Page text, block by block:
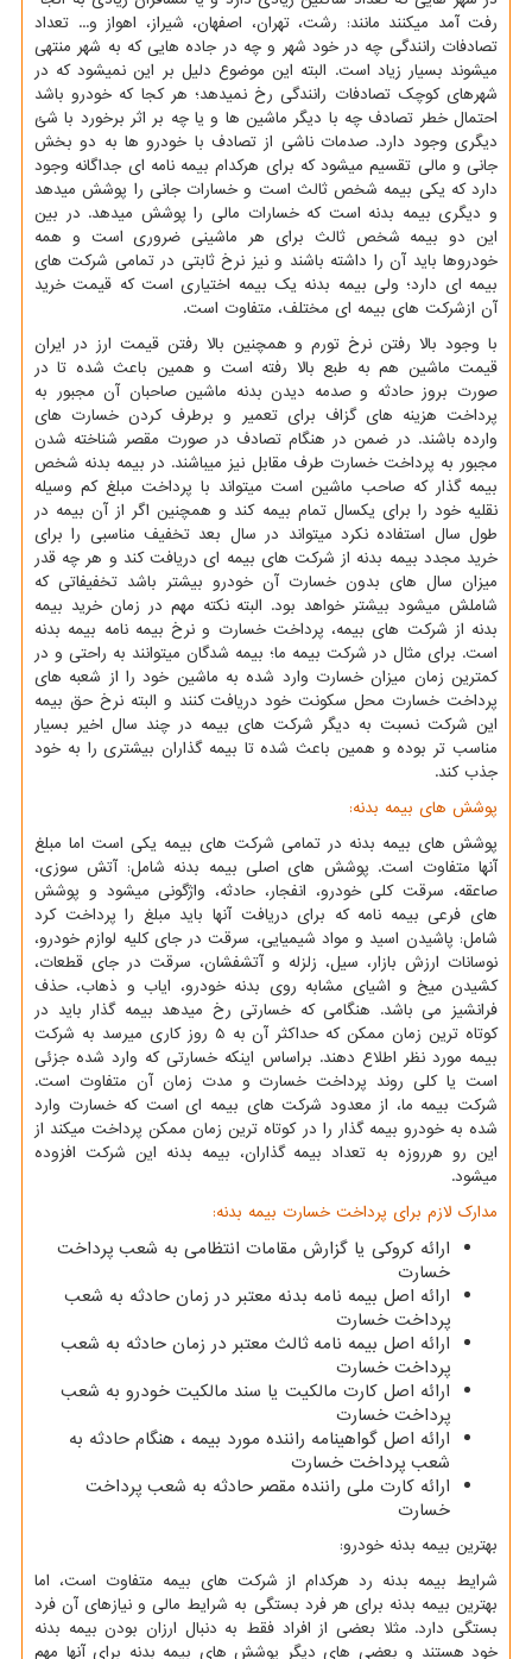
رفت آمد میکنند مانند: رشت، تهران، اصفهان، شیراز، اهواز و... تعداد
تصادفات رانندگی چه در خود شهر و چه در جاده هایی که به شهر منتهی
میشوند بسیار زیاد است. البته این موضوع دلیل بر این نمیشود که در
شهرهای کوچک تصادفات رانندگی رخ نمیدهد؛ هر کجا که خودرو باشد
احتمال خطر تصادف چه با دیگر ماشین ها و یا چه بر اثر برخورد با شئ
دیگری وجود دارد. صدمات ناشی از تصادف با خودرو ها به دو بخش
جانی و مالی تقسیم میشود که برای هرکدام بیمه نامه ای جداگانه وجود
دارد که یکی بیمه شخص ثالث است و خسارات جانی را پوشش میدهد
و دیگری بیمه بدنه است که خسارات مالی را پوشش میدهد. در بین
این دو بیمه شخص ثالث برای هر ماشینی ضروری است و همه
خودروها باید آن را داشته باشند و نیز نرخ ثابتی در تمامی شرکت های
بیمه ای دارد؛ ولی بیمه بدنه یک بیمه اختیاری است که قیمت خرید
آن ازشرکت های بیمه ای مختلف، متفاوت است.
با وجود بالا رفتن نرخ تورم و همچنین بالا رفتن قیمت ارز در ایران
قیمت ماشین هم به طبع بالا رفته است و همین باعث شده تا در
صورت بروز حادثه و صدمه دیدن بدنه ماشین صاحبان آن مجبور به
پرداخت هزینه های گزاف برای تعمیر و برطرف کردن خسارت های
وارده باشند. در ضمن در هنگام تصادف در صورت مقصر شناخته شدن
مجبور به پرداخت خسارت طرف مقابل نیز میباشند. در بیمه بدنه شخص
بیمه گذار که صاحب ماشین است میتواند با پرداخت مبلغ کم وسیله
نقلیه خود را برای یکسال تمام بیمه کند و همچنین اگر از آن بیمه در
طول سال استفاده نکرد میتواند در سال بعد تخفیف مناسبی را برای
خرید مجدد بیمه بدنه از شرکت های بیمه ای دریافت کند و هر چه قدر
میزان سال های بدون خسارت آن خودرو بیشتر باشد تخفیفاتی که
شاملش میشود بیشتر خواهد بود. البته نکته مهم در زمان خرید بیمه
بدنه از شرکت های بیمه، پرداخت خسارت و نرخ بیمه نامه بیمه بدنه
است. برای مثال در شرکت بیمه ما؛ بیمه شدگان میتوانند به راحتی و در
کمترین زمان میزان خسارت وارد شده به ماشین خود را از شعبه های
پرداخت خسارت محل سکونت خود دریافت کنند و البته نرخ حق بیمه
این شرکت نسبت به دیگر شرکت های بیمه در چند سال اخیر بسیار
مناسب تر بوده و همین باعث شده تا بیمه گذاران بیشتری را به خود
جذب کند.
پوشش های بیمه بدنه:
پوشش های بیمه بدنه در تمامی شرکت های بیمه یکی است اما مبلغ
آنها متفاوت است. پوشش های اصلی بیمه بدنه شامل: آتش سوزی،
صاعقه، سرقت کلی خودرو، انفجار، حادثه، واژگونی میشود و پوشش
های فرعی بیمه نامه که برای دریافت آنها باید مبلغ را پرداخت کرد
شامل: پاشیدن اسید و مواد شیمیایی، سرقت در جای کلیه لوازم خودرو،
نوسانات ارزش بازار، سیل، زلزله و آتشفشان، سرقت در جای قطعات،
کشیدن میخ و اشیای مشابه روی بدنه خودرو، ایاب و ذهاب، حذف
فرانشیز می باشد. هنگامی که خسارتی رخ میدهد بیمه گذار باید در
کوتاه ترین زمان ممکن که حداکثر آن به 5 روز کاری میرسد به شرکت
بیمه مورد نظر اطلاع دهند. براساس اینکه خسارتی که وارد شده جزئی
است یا کلی روند پرداخت خسارت و مدت زمان آن متفاوت است.
شرکت بیمه ما، از معدود شرکت های بیمه ای است که خسارت وارد
شده به خودرو بیمه گذار را در کوتاه ترین زمان ممکن پرداخت میکند از
این رو هرروزه به تعداد بیمه گذاران، بیمه بدنه این شرکت افزوده
میشود.
مدارک لازم برای پرداخت خسارت بیمه بدنه:
ارائه کروکی یا گزارش مقامات انتظامی به شعب پرداخت
خسارت
ارائه اصل بیمه نامه بدنه معتبر در زمان حادثه به شعب
پرداخت خسارت
ارائه اصل بیمه نامه ثالث معتبر در زمان حادثه به شعب
پرداخت خسارت
ارائه اصل کارت مالکیت یا سند مالکیت خودرو به شعب
پرداخت خسارت
ارائه اصل گواهینامه راننده مورد بیمه ، هنگام حادثه به
شعب پرداخت خسارت
ارائه کارت ملی راننده مقصر حادثه به شعب پرداخت
خسارت
بهترین بیمه بدنه خودرو:
شرایط بیمه بدنه رد هرکدام از شرکت های بیمه متفاوت است، اما
بهترین بیمه بدنه برای هر فرد بستگی به شرایط مالی و نیازهای آن فرد
بستگی دارد. مثلا بعضی از افراد فقط به دنبال ارزان بودن بیمه بدنه
خود هستند و بعضی های دیگر پوشش های بیمه بدنه برای آنها مهم